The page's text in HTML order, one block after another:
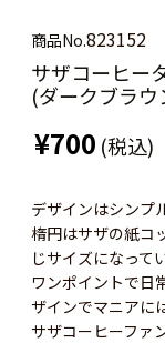
商品No.823152
サザコーヒー
(ダークブラウ
¥700 (税込)
デザインはシンプ
楕円はサザの紙コ
じサイズになって
ワンポイントで日
ザインでマニアに
サザコーヒーファ